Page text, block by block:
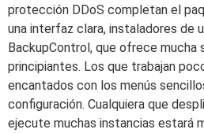
protección DDoS completan el
una interfaz clara, instaladores de
BackupControl, que ofrece mucha
principiantes. Los que trabajan
encantados con los menús
configuración. Cualquiera que
ejecute muchas instancias estará